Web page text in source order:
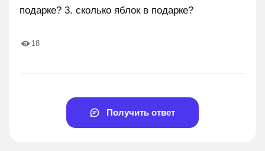
подарке? 3. сколько яблок в подарке?
18
Получить ответ